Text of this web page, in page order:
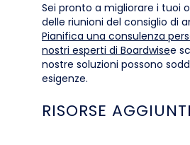
Sei pronto a migliorare i tuoi
delle riunioni del consiglio di
Pianifica una consulenza
nostri esperti di Boardwisee
nostre soluzioni possono
esigenze.
RISORSE